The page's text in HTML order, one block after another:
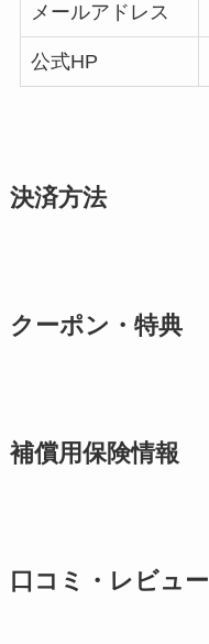
メールアドレス
公式HP
決済方法
クーポン・特典
補償用保険情報
口コミ・レビュー